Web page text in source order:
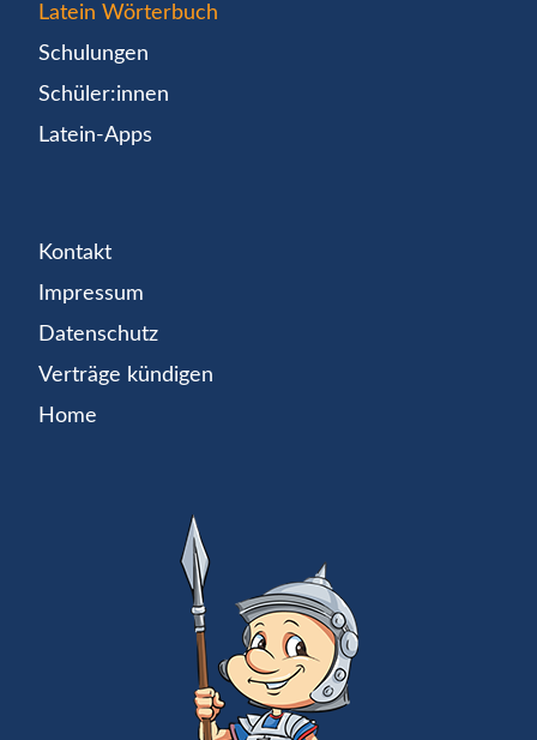
Latein Wörterbuch
Schulungen
Schüler:innen
Latein-Apps
Kontakt
Impressum
Datenschutz
Verträge kündigen
Home